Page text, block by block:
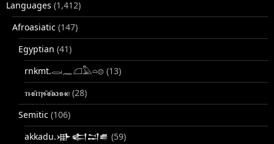
Languages (1,412)
Afroasiatic (147)
Egyptian (41)
rnkmt.𓂋𓏺𓈖𓆎𓅓𓏏𓊖 (13)
ⲧⲙⲛ̄ⲧⲣⲙ̄ⲛ̄ⲕⲏⲙⲉ (28)
Semitic (106)
akkadu.𒀝𒅗𒁺𒌑 (59)